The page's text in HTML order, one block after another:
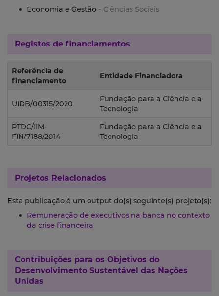
Economia e Gestão - Ciências Sociais
Registos de financiamentos
Referência de
financiamento
Entidade Financiadora
UIDB/00315/2020
Fundação para a Ciência e a
Tecnologia
PTDC/IIM-
FIN/7188/2014
Fundação para a Ciência e a
Tecnologia
Projetos Relacionados
Esta publicação é um output do(s) seguinte(s) projeto(s):
Remuneração de executivos na banca no contexto
da crise financeira
Contribuições para os Objetivos do
Desenvolvimento Sustentável das Nações
Unidas